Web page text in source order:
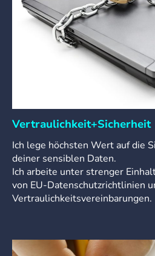
Vertraulichkeit+Sicherheit
Ich lege höchsten Wert auf die
deiner sensiblen Daten.
Ich arbeite unter strenger
von EU-Datenschutzrichtlinien
Vertraulichkeitsvereinbarungen.